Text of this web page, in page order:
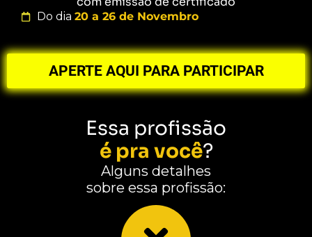
Do dia 20 a 26 de Novembro
APERTE AQUI PARA PARTICIPAR
Essa profissão
é pra você?
Alguns detalhes
sobre essa profissão: